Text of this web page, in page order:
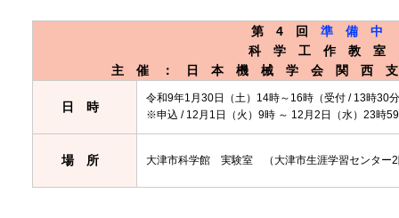
第4回 準備中
科学工作教室
主催：日本機械学会関西
日時
令和9年1月30日（土）14時～16時（受付 / 13時30
※申込 / 12月1日（火）9時 ～ 12月2日（水）23時
場所 大津市科学館 実験室 （大津市生涯学習センター2